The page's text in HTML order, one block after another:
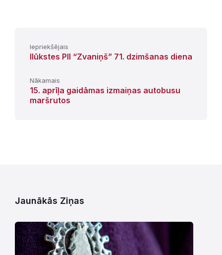
Iepriekšējais
Ilūkstes PII “Zvaniņš” 71. dzimšanas diena
Nākamais
15. aprīļa gaidāmas izmaiņas autobusu
maršrutos
Jaunākās Ziņas